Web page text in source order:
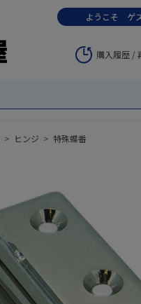
ようこそ ゲ
購入履歴 /
> ヒンジ > 特殊蝶番